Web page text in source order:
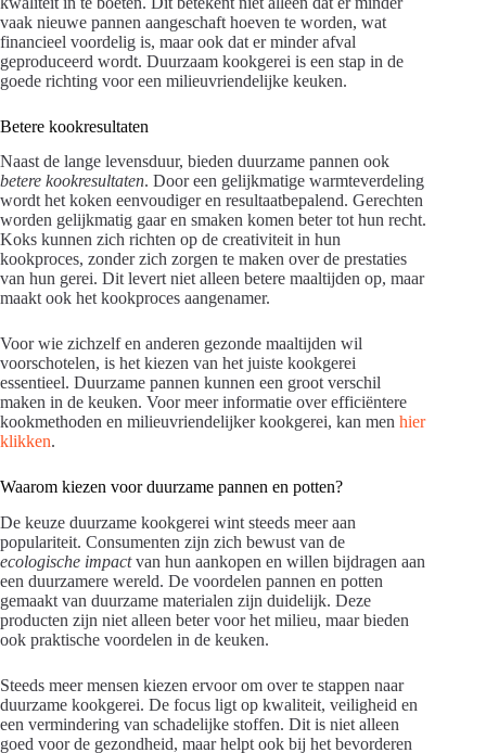
vaak nieuwe pannen aangeschaft hoeven te worden, wat
financieel voordelig is, maar ook dat er minder afval
geproduceerd wordt. Duurzaam kookgerei is een stap in de
goede richting voor een milieuvriendelijke keuken.
Betere kookresultaten
Naast de lange levensduur, bieden duurzame pannen ook
betere kookresultaten. Door een gelijkmatige warmteverdeling
wordt het koken eenvoudiger en resultaatbepalend. Gerechten
worden gelijkmatig gaar en smaken komen beter tot hun recht.
Koks kunnen zich richten op de creativiteit in hun
kookproces, zonder zich zorgen te maken over de prestaties
van hun gerei. Dit levert niet alleen betere maaltijden op, maar
maakt ook het kookproces aangenamer.
Voor wie zichzelf en anderen gezonde maaltijden wil
voorschotelen, is het kiezen van het juiste kookgerei
essentieel. Duurzame pannen kunnen een groot verschil
maken in de keuken. Voor meer informatie over efficiëntere
kookmethoden en milieuvriendelijker kookgerei, kan men hier
klikken.
Waarom kiezen voor duurzame pannen en potten?
De keuze duurzame kookgerei wint steeds meer aan
populariteit. Consumenten zijn zich bewust van de
ecologische impactvan hun aankopen en willen bijdragen aan
een duurzamere wereld. De voordelen pannen en potten
gemaakt van duurzame materialen zijn duidelijk. Deze
producten zijn niet alleen beter voor het milieu, maar bieden
ook praktische voordelen in de keuken.
Steeds meer mensen kiezen ervoor om over te stappen naar
duurzame kookgerei. De focus ligt op kwaliteit, veiligheid en
een vermindering van schadelijke stoffen. Dit is niet alleen
goed voor de gezondheid, maar helpt ook bij het bevorderen